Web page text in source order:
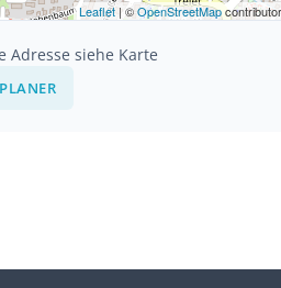
Leaflet | ©OpenStreetMap
Adresse siehe Karte